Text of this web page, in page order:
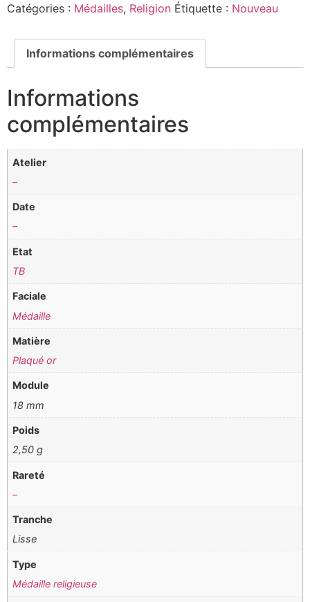
Catégories : Médailles, Religion Étiquette : Nouveau
Informations complémentaires
Informations
complémentaires
Atelier
–
Date
–
Etat
TB
Faciale
Médaille
Matière
Plaqué or
Module
18 mm
Poids
2,50 g
Rareté
–
Tranche
Lisse
Type
Médaille religieuse